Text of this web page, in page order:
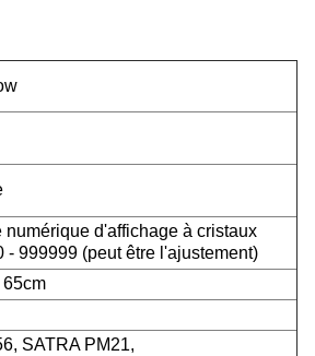
numérique d'affichage à cristaux
- 999999 (peut être l'ajustement)
65cm
SATRA PM21,